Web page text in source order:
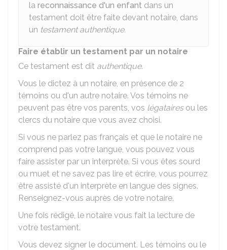
la reconnaissance d'un enfant dans un
testament doit être faite devant notaire, dans
un testament authentique.
Faire établir un testament par un notaire
Ce testament est dit authentique.
Vous le dictez à un notaire, en présence de 2
témoins ou d'un autre notaire. Vos témoins ne
peuvent pas être vos parents, vos légatairesou les
clercs du notaire que vous avez choisi.
Si vous ne parlez pas français et que le notaire ne
comprend pas votre langue, vous pouvez vous
faire assister par un interprète. Si vous êtes sourd
ou muet et ne savez pas lire et écrire, vous pourrez
être assisté d'un interprète en langue des signes.
Renseignez-vous auprès de votre notaire.
Une fois rédigé, le notaire vous fait la lecture de
votre testament.
Vous devez signer le document. Les témoins ou le